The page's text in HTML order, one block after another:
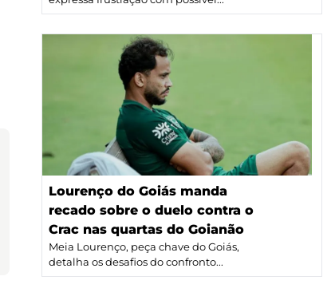
Lourenço do Goiás manda
recado sobre o duelo contra o
Crac nas quartas do Goianão
Meia Lourenço, peça chave do Goiás,
detalha os desafios do confronto...